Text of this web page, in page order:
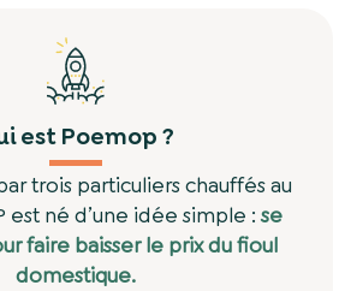
est Poemop ?
trois particuliers chauffés au
est né d’une idée simple : se
faire baisser le prix du fioul
domestique.